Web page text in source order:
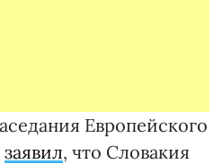
Европейского
заявил, что Словакия